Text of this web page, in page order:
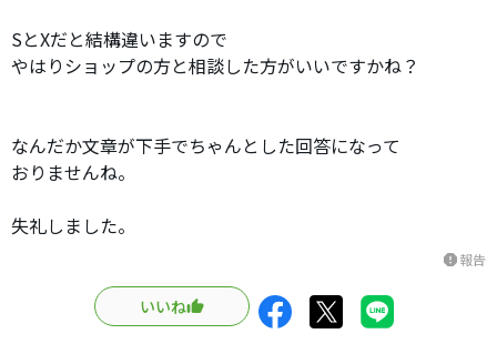
SとXだと結構違いますので
やはりショップの方と相談した方がいいですかね？
なんだか文章が下手でちゃんとした回答になって
おりませんね。
失礼しました。
report報告
いいね